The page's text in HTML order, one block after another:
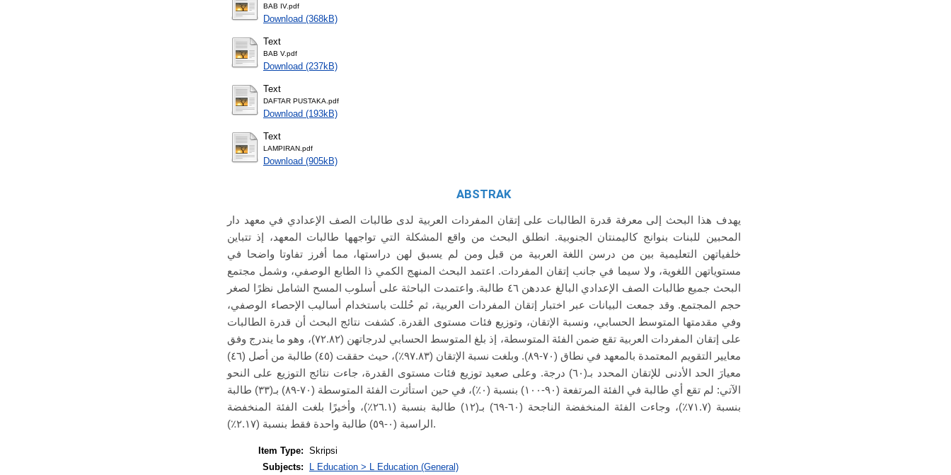
BAB IV.pdf
Download (368kB)
Text
BAB V.pdf
Download (237kB)
Text
DAFTAR PUSTAKA.pdf
Download (193kB)
Text
LAMPIRAN.pdf
Download (905kB)
ABSTRAK
يهدف هذا البحث إلى معرفة قدرة الطالبات على إتقان المفردات العربية لدى طالبات الصف الإعدادي في معهد دار
المحبين للبنات بنوانج كاليمنتان الجنوبية. انطلق البحث من واقع المشكلة التي تواجهها طالبات المعهد، إذ تتباين
خلفياتهن التعليمية بين من درسن اللغة العربية من قبل ومن لم يسبق لهن دراستها، مما أفرز تفاوتا واضحا في
مستوياتهن اللغوية، ولا سيما في جانب إتقان المفردات. اعتمد البحث المنهج الكمي ذا الطابع الوصفي، وشمل مجتمع
البحث جميع طالبات الصف الإعدادي البالغ عددهن ٤٦ طالبة. واعتمدت الباحثة على أسلوب المسح الشامل نظرًا لصغر
حجم المجتمع. وقد جمعت البيانات عبر اختبار إتقان المفردات العربية، ثم حُللت باستخدام أساليب الإحصاء الوصفي،
وفي مقدمتها المتوسط الحسابي، ونسبة الإتقان، وتوزيع فئات مستوى القدرة. كشفت نتائج البحث أن قدرة الطالبات
على إتقان المفردات العربية تقع ضمن الفئة المتوسطة، إذ بلغ المتوسط الحسابي لدرجاتهن (٧٢.٨٢)، وهو ما يندرج وفق
معايير التقويم المعتمدة بالمعهد في نطاق (٧٠-٨٩). وبلغت نسبة الإتقان (٩٧.٨٣٪)، حيث حققت (٤٥) طالبة من أصل (٤٦)
معيارَ الحد الأدنى للإتقان المحدد بـ(٦٠) درجة. وعلى صعيد توزيع فئات مستوى القدرة، جاءت نتائج التوزيع على النحو
الآتي: لم تقع أي طالبة في الفئة المرتفعة (٩٠-١٠٠) بنسبة (٠٪)، في حين استأثرت الفئة المتوسطة (٧٠-٨٩) بـ(٣٣) طالبة
بنسبة (٧١.٧٪)، وجاءت الفئة المنخفضة الناجحة (٦٠-٦٩) بـ(١٢) طالبة بنسبة (٢٦.١٪)، وأخيرًا بلغت الفئة المنخفضة
الراسبة (٠-٥٩) طالبة واحدة فقط بنسبة (٢.١٧٪).
Item Type: Skripsi
Subjects:
L Education > L Education (General)